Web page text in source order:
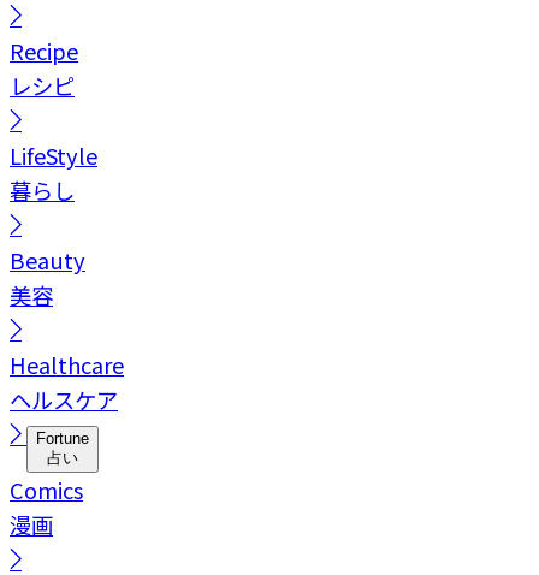
Recipe
レシピ
LifeStyle
暮らし
Beauty
美容
Healthcare
ヘルスケア
Fortune
占い
Comics
漫画